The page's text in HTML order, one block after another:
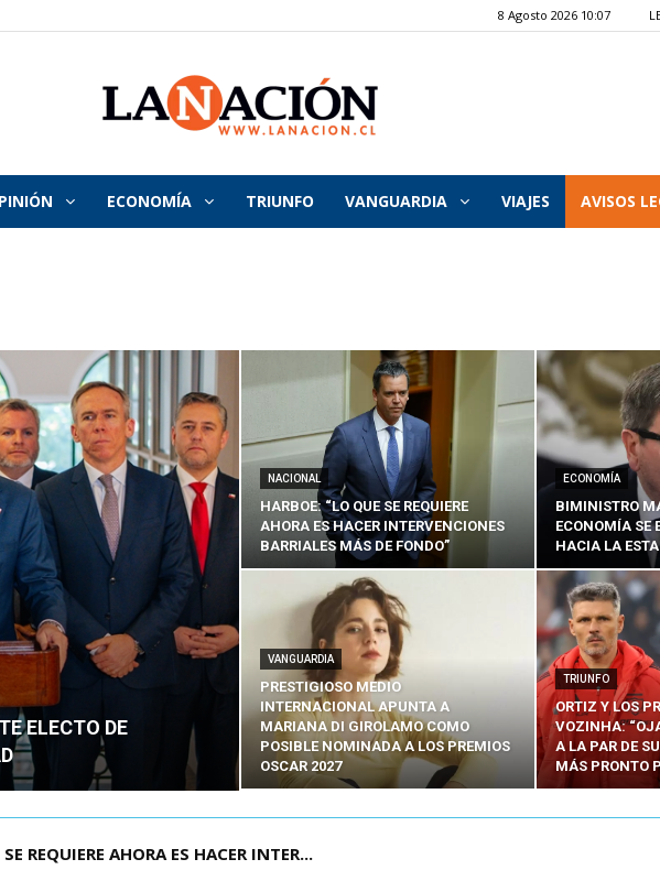
8 Agosto 2026 10:07
La
Nación
ECONOMÍA TRIUNFO VANGUARDIA VIAJES AVISOS
ELECTO DE
NACIONAL
HARBOE: “LO QUE SE REQUIERE
AHORA ES HACER INTERVENCIONES
BARRIALES MÁS DE FONDO”
ECONOMÍA
BIMINISTRO
ECONOMÍA SE
HACIA LA
VANGUARDIA
PRESTIGIOSO MEDIO
INTERNACIONAL APUNTA A
MARIANA DI GIROLAMO COMO
POSIBLE NOMINADA A LOS PREMIOS
OSCAR 2027
TRIUNFO
ORTIZ Y LOS
VOZINHA:
A LA PAR DE
MÁS PRONTO
IPC: “LA ECONOMÍA SE ESTÁ ENC...